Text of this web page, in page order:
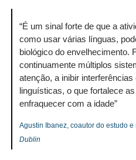
“É um sinal forte de que a
como usar várias línguas,
biológico do envelhecimento.
continuamente múltiplos
atenção, a inibir
linguísticas, o que fortalece
enfraquecer com a idade”
Agustin Ibanez, coautor do estudo
Dublin